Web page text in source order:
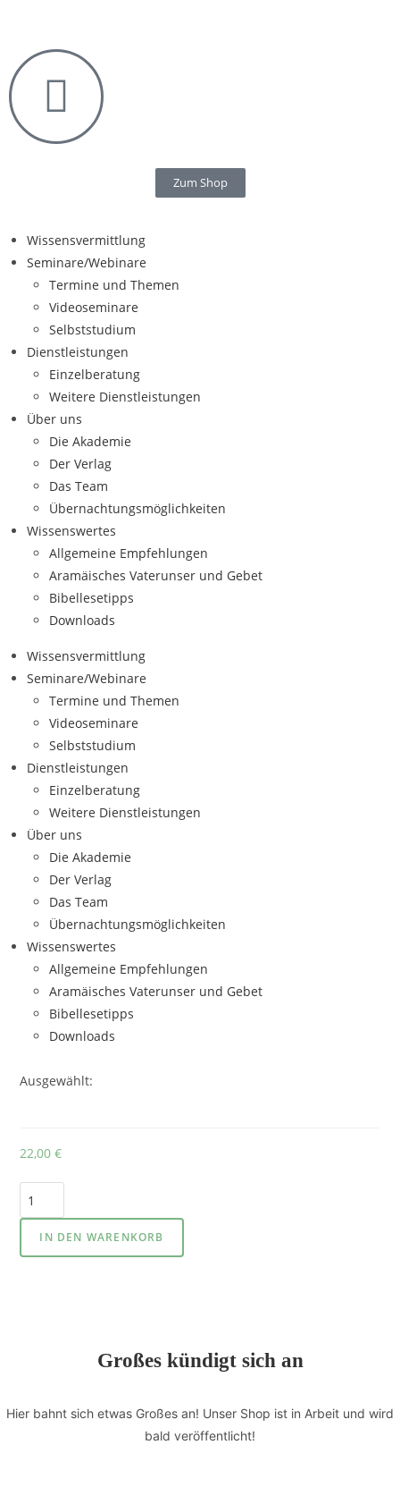
Zum Shop
Wissensvermittlung
Seminare/Webinare
Termine und Themen
Videoseminare
Selbststudium
Dienstleistungen
Einzelberatung
Weitere Dienstleistungen
Über uns
Die Akademie
Der Verlag
Das Team
Übernachtungsmöglichkeiten
Wissenswertes
Allgemeine Empfehlungen
Aramäisches Vaterunser und Gebet
Bibellesetipps
Downloads
Wissensvermittlung
Seminare/Webinare
Termine und Themen
Videoseminare
Selbststudium
Dienstleistungen
Einzelberatung
Weitere Dienstleistungen
Über uns
Die Akademie
Der Verlag
Das Team
Übernachtungsmöglichkeiten
Wissenswertes
Allgemeine Empfehlungen
Aramäisches Vaterunser und Gebet
Bibellesetipps
Downloads
Ausgewählt:
22,00€
IN DEN WARENKORB
Großes kündigt sich an
Hier bahnt sich etwas Großes an! Unser Shop ist in Arbeit und wird
bald veröffentlicht!